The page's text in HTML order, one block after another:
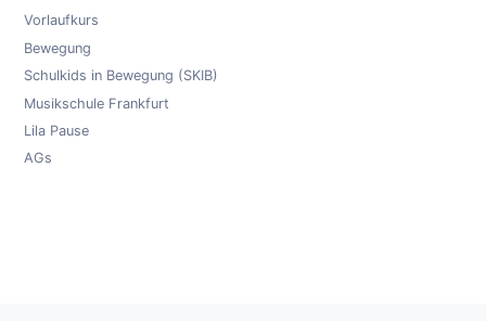
Vorlaufkurs
Bewegung
Schulkids in Bewegung (SKIB)
Musikschule Frankfurt
Lila Pause
AGs